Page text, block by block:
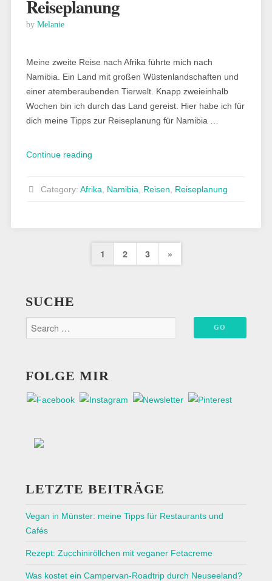
Reiseplanung
by Melanie
Meine zweite Reise nach Afrika führte mich nach
Namibia. Ein Land mit großen Wüstenlandschaften und
einer atemberaubenden Tierwelt. Knapp zweieinhalb
Wochen bin ich durch das Land gereist. Hier habe ich für
dich meine Tipps zur Reiseplanung für Namibia …
Continue reading„Namibia:
Category: Afrika Namibia Reisen Reiseplanung
Seitennummerierung
1 2 3
Next
»
SUCHE
FOLGE MIR
LETZTE BEITRÄGE
Vegan in Münster: meine Tipps für Restaurants und
Cafés
Rezept: Zucchiniröllchen mit veganer Fetacreme
Was kostet ein Campervan-Roadtrip durch Neuseeland?